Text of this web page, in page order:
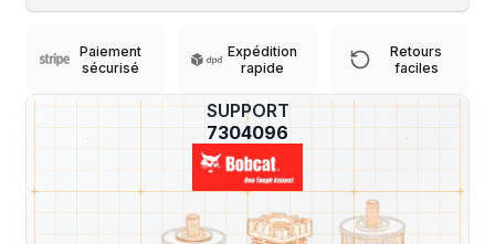
?
SUPPORT
7304096
Paiement
sécurisé
Expédition
rapide
Retours
faciles
Machines compatibles
Expédition et Retours